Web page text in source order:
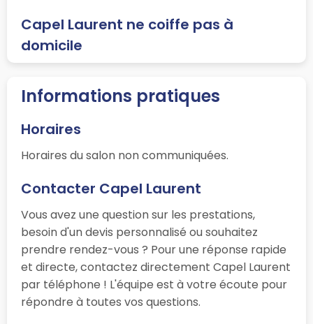
Capel Laurent ne coiffe pas à
domicile
Informations pratiques
Horaires
Horaires du salon non communiquées.
Contacter Capel Laurent
Vous avez une question sur les prestations,
besoin d'un devis personnalisé ou souhaitez
prendre rendez-vous ? Pour une réponse rapide
et directe, contactez directement Capel Laurent
par téléphone ! L'équipe est à votre écoute pour
répondre à toutes vos questions.